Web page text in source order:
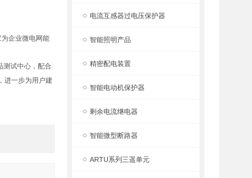
电流互感器过电压保护器
智能照明产品
精密配电装置
智能电动机保护器
剩余电流继电器
智能微型断路器
ARTU系列三遥单元
企业微电网能
测试中心，配合
进一步为用户建